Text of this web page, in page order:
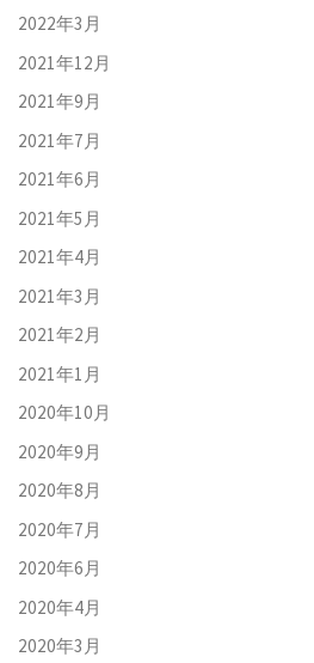
2022年3月
2021年12月
2021年9月
2021年7月
2021年6月
2021年5月
2021年4月
2021年3月
2021年2月
2021年1月
2020年10月
2020年9月
2020年8月
2020年7月
2020年6月
2020年4月
2020年3月